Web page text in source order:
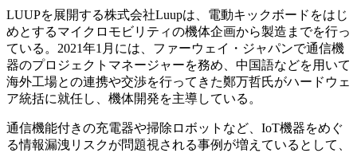
LUUPを展開する株式会社Luupは、電動キックボードをはじ
めとするマイクロモビリティの機体企画から製造までを行っ
ている。2021年1月には、ファーウェイ・ジャパンで通信機
器のプロジェクトマネージャーを務め、中国語などを用いて
海外工場との連携や交渉を行ってきた鄭万哲氏がハードウェ
ア統括に就任し、機体開発を主導している。
通信機能付きの充電器や掃除ロボットなど、IoT機器をめぐ
る情報漏洩リスクが問題視される事例が増えているとして、